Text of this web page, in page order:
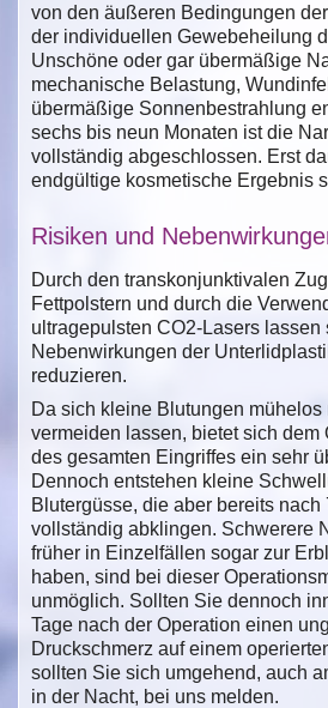
von den äußeren Bedingungen
der individuellen Gewebeheilung
Unschöne oder gar übermäßige
mechanische Belastung,
übermäßige Sonnenbestrahlung
sechs bis neun Monaten ist die
vollständig abgeschlossen. Erst
endgültige kosmetische Ergebnis
Risiken und
Durch den transkonjunktivalen
Fettpolstern und durch die
ultragepulsten CO2-Lasers lassen
Nebenwirkungen der
reduzieren.
Da sich kleine Blutungen mühelos
vermeiden lassen, bietet sich dem
des gesamten Eingriffes ein sehr
Dennoch entstehen kleine
Blutergüsse, die aber bereits nach
vollständig abklingen. Schwerere
früher in Einzelfällen sogar zur
haben, sind bei dieser
unmöglich. Sollten Sie dennoch
Tage nach der Operation einen
Druckschmerz auf einem
sollten Sie sich umgehend, auch
in der Nacht, bei uns melden.